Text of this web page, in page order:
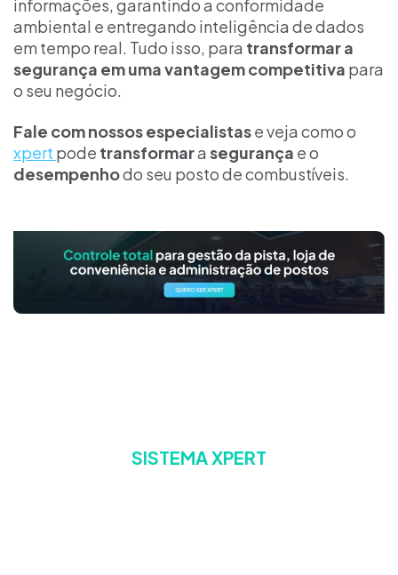
SISTEMA XPERT
informações, garantindo a conformidade
ambiental e entregando inteligência de dados
em tempo real. Tudo isso, para transformar a
segurança em uma vantagem competitiva para
o seu negócio.
Fale com nossos especialistase veja como o
xpert pode transformara segurança e o
desempenhodo seu posto de combustíveis.